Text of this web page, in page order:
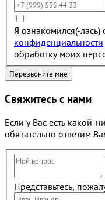
Я ознакомился(-лась)
конфиденциальности
обработку моих
Свяжитесь с нами
Если у Вас есть какой-
обязательно ответим
Представьтесь,